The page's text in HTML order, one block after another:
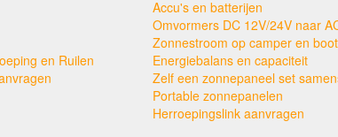
en Ruilen
Accu's en batterijen
Omvormers DC 12V/24V naar
Zonnestroom op camper en boot
Energiebalans en capaciteit
Zelf een zonnepaneel set
Portable zonnepanelen
Herroepingslink aanvragen